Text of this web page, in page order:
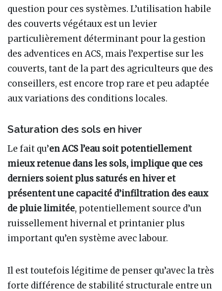
question pour ces systèmes. L’utilisation habile
des couverts végétaux est un levier
particulièrement déterminant pour la gestion
des adventices en ACS, mais l’expertise sur les
couverts, tant de la part des agriculteurs que des
conseillers, est encore trop rare et peu adaptée
aux variations des conditions locales.
Saturation des sols en hiver
Le fait qu’en ACS l’eau soit potentiellement
mieux retenue dans les sols, implique que ces
derniers soient plus saturés en hiver et
présentent une capacité d’infiltration des eaux
de pluie limitée, potentiellement source d’un
ruissellement hivernal et printanier plus
important qu’en système avec labour.
Il est toutefois légitime de penser qu’avec la très
forte différence de stabilité structurale entre un